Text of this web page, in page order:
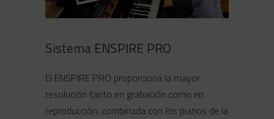
Sistema ENSPIRE PRO
El ENSPIRE PRO proporciona la mayor
resolución tanto en grabación como en
reproducción, combinada con los pianos de la